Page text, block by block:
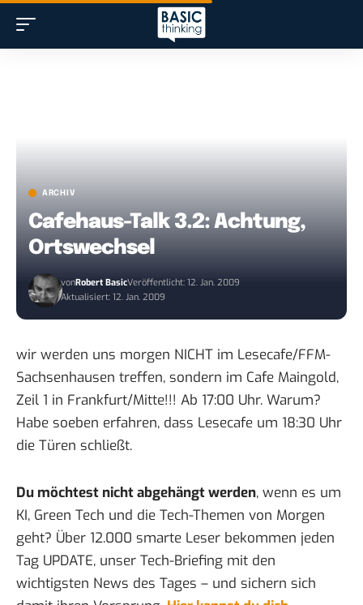
ARCHIV
Cafehaus-Talk 3.2: Achtung,
Ortswechsel
vonRobert BasicVeröffentlicht: 12. Jan. 2009
Aktualisiert: 12. Jan. 2009
wir werden uns morgen NICHT im Lesecafe/FFM-
Sachsenhausen treffen, sondern im Cafe Maingold,
Zeil 1 in Frankfurt/Mitte!!! Ab 17:00 Uhr. Warum?
Habe soeben erfahren, dass Lesecafe um 18:30 Uhr
die Türen schließt.
Du möchtest nicht abgehängt werden, wenn es um
KI, Green Tech und die Tech-Themen von Morgen
geht? Über 12.000 smarte Leser bekommen jeden
Tag UPDATE, unser Tech-Briefing mit den
wichtigsten News des Tages – und sichern sich